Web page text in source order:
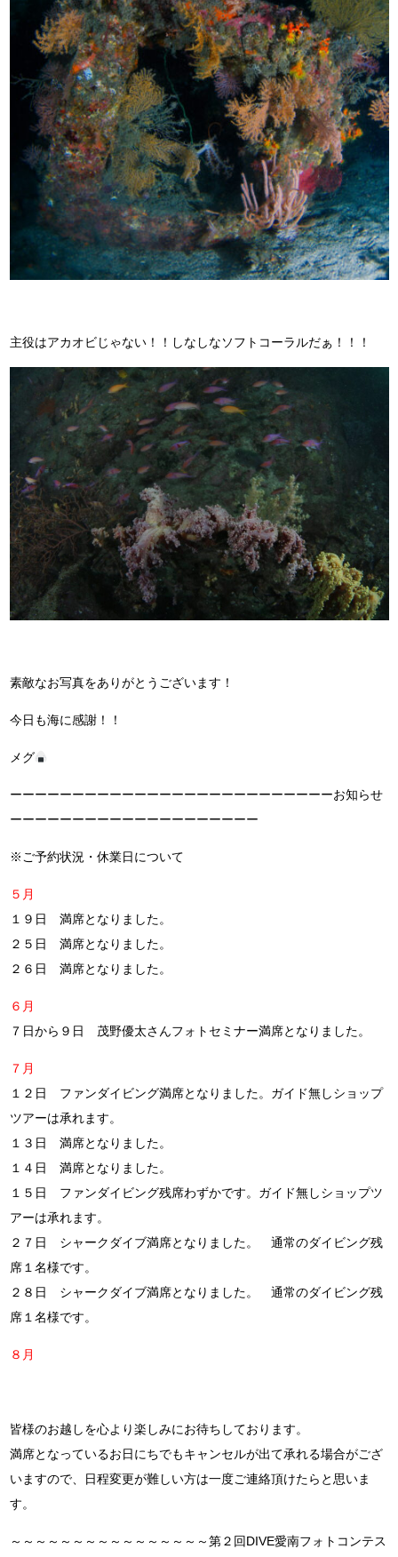
主役はアカオビじゃない！！しなしなソフトコーラルだぁ！！！
素敵なお写真をありがとうございます！
今日も海に感謝！！
メグ
ーーーーーーーーーーーーーーーーーーーーーーーーーーお知らせ
ーーーーーーーーーーーーーーーーーーーー
※ご予約状況・休業日について
５月
１９日 満席となりました。
２５日 満席となりました。
２６日 満席となりました。
６月
７日から９日 茂野優太さんフォトセミナー満席となりました。
７月
１２日 ファンダイビング満席となりました。ガイド無しショップ
ツアーは承れます。
１３日 満席となりました。
１４日 満席となりました。
１５日 ファンダイビング残席わずかです。ガイド無しショップツ
アーは承れます。
２７日 シャークダイブ満席となりました。 通常のダイビング残
席１名様です。
２８日 シャークダイブ満席となりました。 通常のダイビング残
席１名様です。
８月
皆様のお越しを心より楽しみにお待ちしております。
満席となっているお日にちでもキャンセルが出て承れる場合がござ
いますので、日程変更が難しい方は一度ご連絡頂けたらと思いま
す。
～～～～～～～～～～～～～～～～第２回DIVE愛南フォトコンテス